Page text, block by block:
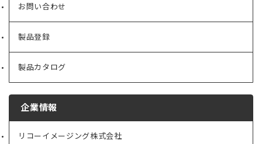
お問い合わせ
製品登録
製品カタログ
企業情報
リコーイメージング株式会社
（新